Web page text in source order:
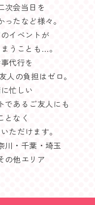
次会当日を
たなど様々。
イベントが
うことも…。
代行を
人の負担はゼロ。
忙しい
であるご友人にも
となく
ただけます。
川・千葉・埼玉
の他エリア